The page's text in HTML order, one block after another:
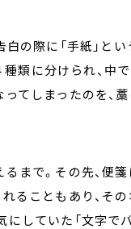
白の際に「手紙」と
４種類に分けられ、
てしまったのを、
まで。その先、便
ることもあり、そ
していた「文字で